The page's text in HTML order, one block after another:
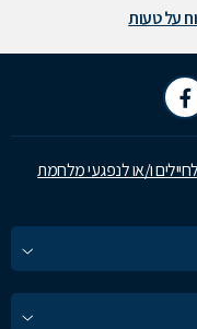
על טעות
ו/או לנפגעי מלחמת